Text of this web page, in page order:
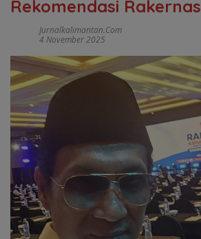
Rekomendasi Rakernas
Jurnalkalimantan.com
4 November 2025